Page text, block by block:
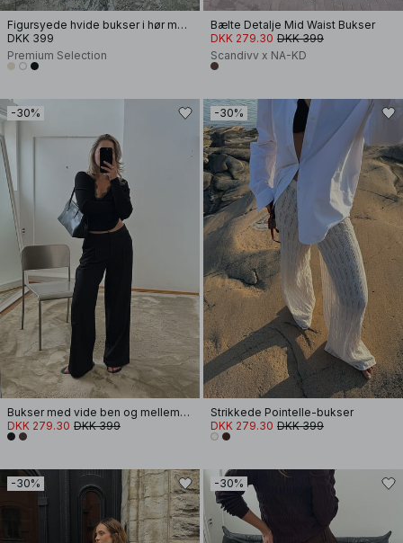
Figursyede hvide bukser i hør med vide ben
DKK 399
Premium Selection
Bælte Detalje Mid Waist Bukser
DKK 279.30 DKK 399
Scandivv x NA-KD
-30%
Bukser med vide ben og mellemhøj talje
DKK 279.30 DKK 399
-30%
Strikkede Pointelle-bukser
DKK 279.30 DKK 399
-30% -30%